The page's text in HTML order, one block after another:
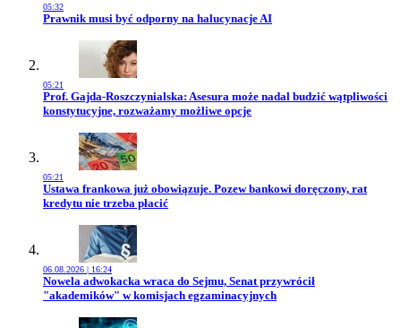
05:32
Przejdź do artykułu:
Prawnik musi być odporny na halucynacje AI
05:21
Przejdź do artykułu:
Prof. Gajda-Roszczynialska: Asesura może nadal budzić wątpliwości
konstytucyjne, rozważamy możliwe opcje
05:21
Przejdź do artykułu:
Ustawa frankowa już obowiązuje. Pozew bankowi doręczony, rat
kredytu nie trzeba płacić
06.08.2026 | 16:24
Przejdź do artykułu:
Nowela adwokacka wraca do Sejmu, Senat przywrócił
"akademików" w komisjach egzaminacyjnych